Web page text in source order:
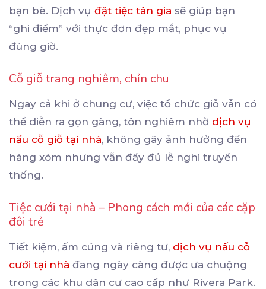
bạn bè. Dịch vụ đặt tiệc tân gia sẽ giúp bạn
“ghi điểm” với thực đơn đẹp mắt, phục vụ
đúng giờ.
Cỗ giỗ trang nghiêm, chỉn chu
Ngay cả khi ở chung cư, việc tổ chức giỗ vẫn có
thể diễn ra gọn gàng, tôn nghiêm nhờ dịch vụ
nấu cỗ giỗ tại nhà, không gây ảnh hưởng đến
hàng xóm nhưng vẫn đầy đủ lễ nghi truyền
thống.
Tiệc cưới tại nhà – Phong cách mới của các cặp
đôi trẻ
Tiết kiệm, ấm cúng và riêng tư, dịch vụ nấu cỗ
cưới tại nhà đang ngày càng được ưa chuộng
trong các khu dân cư cao cấp như Rivera Park.